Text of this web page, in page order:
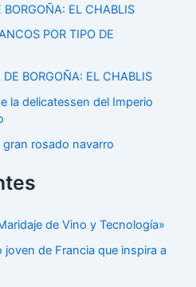
BORGOÑA: EL CHABLIS
POR TIPO DE
DE BORGOÑA: EL CHABLIS
la delicatessen del Imperio
gran rosado navarro
de Vino y Tecnología»
joven de Francia que inspira a